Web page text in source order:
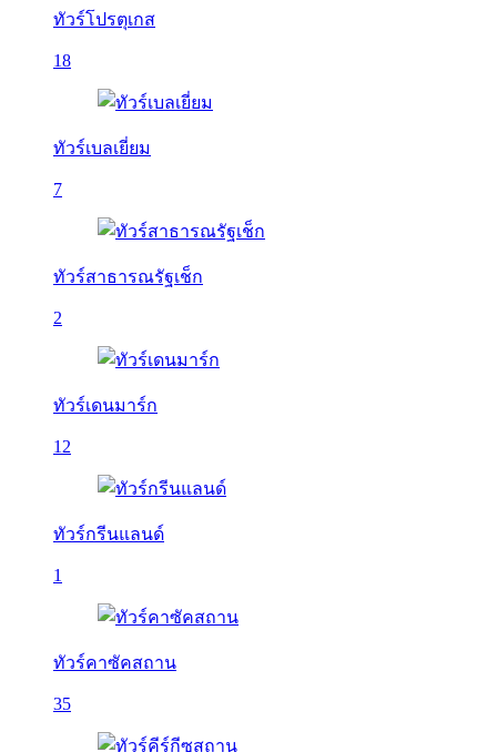
ทัวร์โปรตุเกส
18
ทัวร์เบลเยี่ยม
7
ทัวร์สาธารณรัฐเช็ก
2
ทัวร์เดนมาร์ก
12
ทัวร์กรีนแลนด์
1
ทัวร์คาซัคสถาน
35